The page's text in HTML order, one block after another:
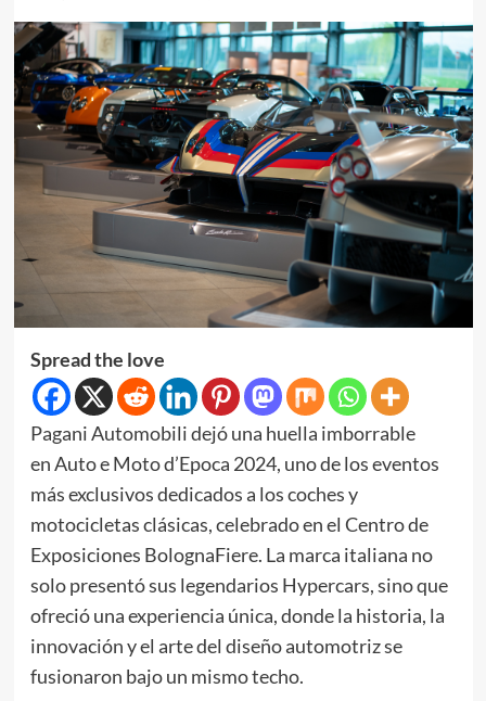
Spread the love
Pagani Automobili dejó una huella imborrable
en Auto e Moto d’Epoca 2024, uno de los eventos
más exclusivos dedicados a los coches y
motocicletas clásicas, celebrado en el Centro de
Exposiciones BolognaFiere. La marca italiana no
solo presentó sus legendarios Hypercars, sino que
ofreció una experiencia única, donde la historia, la
innovación y el arte del diseño automotriz se
fusionaron bajo un mismo techo.